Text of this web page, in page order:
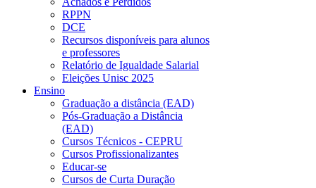
RPPN
DCE
Recursos disponíveis para alunos
e professores
Relatório de Igualdade Salarial
Eleições Unisc 2025
Ensino
Graduação a distância (EAD)
Pós-Graduação a Distância
(EAD)
Cursos Técnicos - CEPRU
Cursos Profissionalizantes
Educar-se
Cursos de Curta Duração